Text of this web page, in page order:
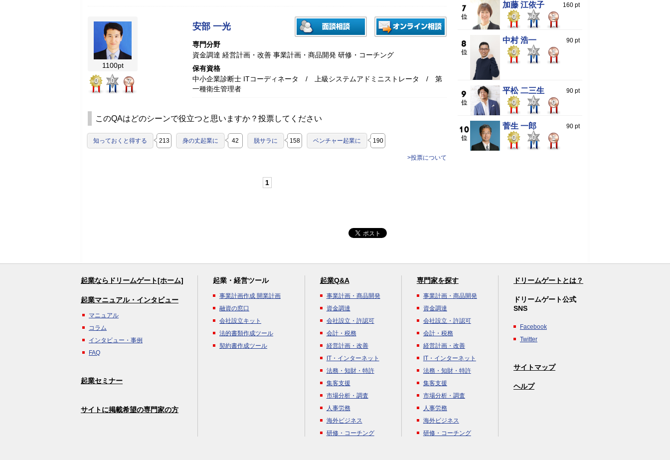
1100pt
0
0 7
安部 一光
専門分野
資金調達 経営計画・改善 事業計画・商品開発 研修・コーチング
保有資格
中小企業診断士 ITコーディネータ / 上級システムアドミニストレータ / 第
一種衛生管理者
このQAはどのシーンで役立つと思いますか？投票してください
知っておくと得する 213 身の丈起業に 42 脱サラに 158 ベンチャー起業に 190
>投票について
1
加藤 江依子 160 pt
0 0 1
中村 浩一 90 pt
0 0 1
平松 二三生 90 pt
0 0 0
菅生 一郎 90 pt
0 0 1
起業ならドリームゲート[ホーム]
起業マニュアル・インタビュー
マニュアル
コラム
インタビュー・事例
FAQ
起業セミナー
サイトに掲載希望の専門家の方
起業・経営ツール
事業計画作成 開業計画
融資の窓口
会社設立キット
法的書類作成ツール
契約書作成ツール
起業Q&A
事業計画・商品開発
資金調達
会社設立・許認可
会計・税務
経営計画・改善
IT・インターネット
法務・知財・特許
集客支援
市場分析・調査
人事労務
海外ビジネス
研修・コーチング
専門家を探す
事業計画・商品開発
資金調達
会社設立・許認可
会計・税務
経営計画・改善
IT・インターネット
法務・知財・特許
集客支援
市場分析・調査
人事労務
海外ビジネス
研修・コーチング
ドリームゲートとは？
ドリームゲート公式
SNS
Facebook
Twitter
サイトマップ
ヘルプ